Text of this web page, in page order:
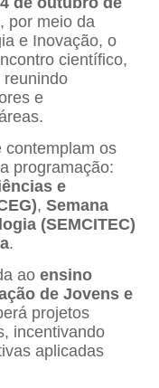
por meio da
e Inovação, o
científico,
reunindo
e
contemplam os
programação:
e
, Semana
(SEMCITEC)
.
ao ensino
de Jovens e
projetos
incentivando
aplicadas